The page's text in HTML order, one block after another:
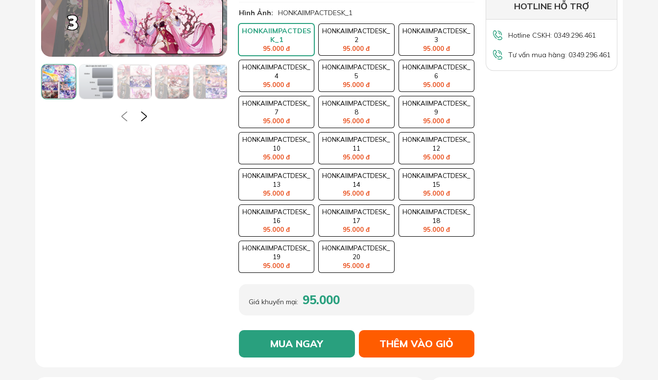
Hình Ảnh: HONKAIIMPACTDESK_1
HONKAIIMPACTDES
K_1
95.000 đ
HONKAIIMPACTDESK_
2
95.000 đ
HONKAIIMPACTDESK_
3
95.000 đ
HONKAIIMPACTDESK_
4
95.000 đ
HONKAIIMPACTDESK_
5
95.000 đ
HONKAIIMPACTDESK_
6
95.000 đ
HONKAIIMPACTDESK_
7
95.000 đ
HONKAIIMPACTDESK_
8
95.000 đ
HONKAIIMPACTDESK_
9
95.000 đ
HONKAIIMPACTDESK_
10
95.000 đ
HONKAIIMPACTDESK_
11
95.000 đ
HONKAIIMPACTDESK_
12
95.000 đ
HONKAIIMPACTDESK_
13
95.000 đ
HONKAIIMPACTDESK_
14
95.000 đ
HONKAIIMPACTDESK_
15
95.000 đ
HONKAIIMPACTDESK_
16
95.000 đ
HONKAIIMPACTDESK_
17
95.000 đ
HONKAIIMPACTDESK_
18
95.000 đ
HONKAIIMPACTDESK_
19
95.000 đ
HONKAIIMPACTDESK_
20
95.000 đ
Giá khuyến mại: 95.000
MUA NGAY THÊM VÀO GIỎ
HOTLINE HỖ TRỢ
Hotline CSKH: 0349.296.461
Tư vấn mua hàng: 0349.296.461